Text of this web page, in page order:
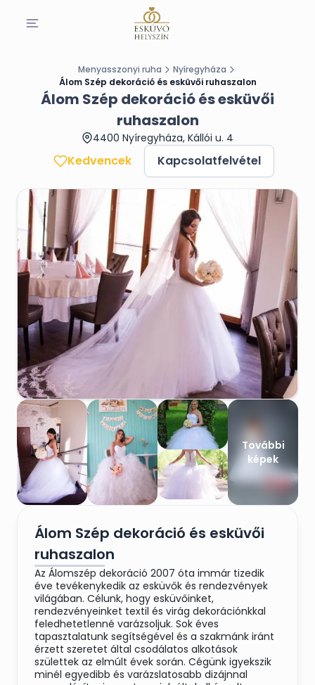
Menyasszonyi ruha
Nyíregyháza
Álom Szép dekoráció és esküvői ruhaszalon
Álom Szép dekoráció és esküvői
ruhaszalon
4400 Nyíregyháza, Kállói u. 4
Kedvencek Kapcsolatfelvétel
További
képek
Álom Szép dekoráció és esküvői
ruhaszalon
Az Álomszép dekoráció 2007 óta immár tizedik
éve tevékenykedik az esküvők és rendezvények
világában. Célunk, hogy esküvőinket,
rendezvényeinket textil és virág dekorációnkkal
feledhetetlenné varázsoljuk. Sok éves
tapasztalatunk segítségével és a szakmánk iránt
érzett szeretet által csodálatos alkotások
születtek az elmúlt évek során. Cégünk igyekszik
minél egyedibb és varázslatosabb dizájnnal